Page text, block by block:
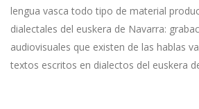
lengua vasca todo tipo de material
dialectales del euskera de Navarra:
audiovisuales que existen de las hablas
textos escritos en dialectos del euskera